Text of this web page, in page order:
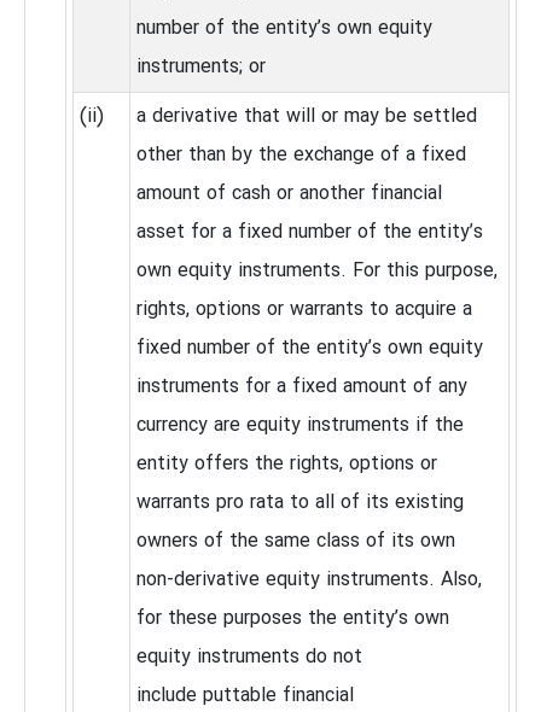
number of the entity’s own equity
instruments; or
a derivative that will or may be settled
other than by the exchange of a fixed
amount of cash or another financial
asset for a fixed number of the entity’s
own equity instruments. For this purpose,
rights, options or warrants to acquire a
fixed number of the entity’s own equity
instruments for a fixed amount of any
currency are equity instruments if the
entity offers the rights, options or
warrants pro rata to all of its existing
owners of the same class of its own
non‑derivative equity instruments. Also,
for these purposes the entity’s own
equity instruments do not
include puttable financial